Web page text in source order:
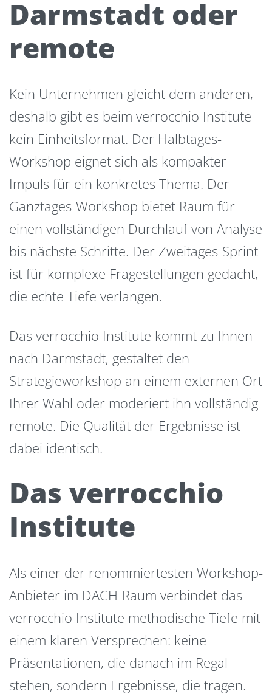
Darmstadt oder
remote
Kein Unternehmen gleicht dem anderen,
deshalb gibt es beim verrocchio Institute
kein Einheitsformat. Der Halbtages-
Workshop eignet sich als kompakter
Impuls für ein konkretes Thema. Der
Ganztages-Workshop bietet Raum für
einen vollständigen Durchlauf von Analyse
bis nächste Schritte. Der Zweitages-Sprint
ist für komplexe Fragestellungen gedacht,
die echte Tiefe verlangen.
Das verrocchio Institute kommt zu Ihnen
nach Darmstadt, gestaltet den
Strategieworkshop an einem externen Ort
Ihrer Wahl oder moderiert ihn vollständig
remote. Die Qualität der Ergebnisse ist
dabei identisch.
Das verrocchio
Institute
Als einer der renommiertesten Workshop-
Anbieter im DACH-Raum verbindet das
verrocchio Institute methodische Tiefe mit
einem klaren Versprechen: keine
Präsentationen, die danach im Regal
stehen, sondern Ergebnisse, die tragen.